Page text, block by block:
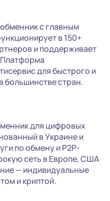
с главным
в 150+
и поддерживает
для быстрого и
большинстве стран.
для цифровых
в Украине и
по обмену и P2P-
сеть в Европе, США
— индивидуальные
и криптой.